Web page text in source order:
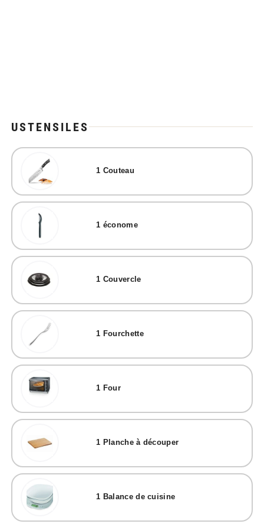
USTENSILES
1 Couteau
1 économe
1 Couvercle
1 Fourchette
1 Four
1 Planche à découper
1 Balance de cuisine